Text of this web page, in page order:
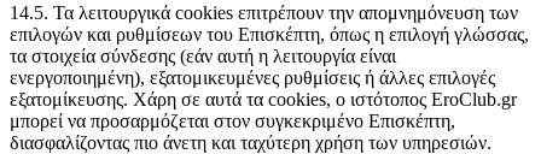
14.5. Τα λειτουργικά cookies επιτρέπουν την απομνημόνευση των
επιλογών και ρυθμίσεων του Επισκέπτη, όπως η επιλογή γλώσσας,
τα στοιχεία σύνδεσης (εάν αυτή η λειτουργία είναι
ενεργοποιημένη), εξατομικευμένες ρυθμίσεις ή άλλες επιλογές
εξατομίκευσης. Χάρη σε αυτά τα cookies, ο ιστότοπος EroClub.gr
μπορεί να προσαρμόζεται στον συγκεκριμένο Επισκέπτη,
διασφαλίζοντας πιο άνετη και ταχύτερη χρήση των υπηρεσιών.